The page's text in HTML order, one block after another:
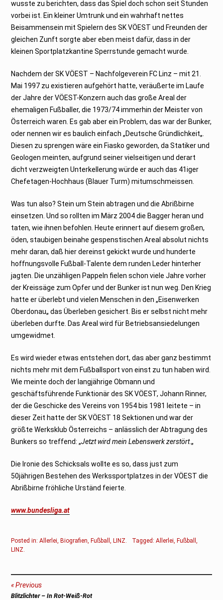
wusste zu berichten, dass das Spiel doch schon seit Stunden
vorbei ist. Ein kleiner Umtrunk und ein wahrhaft nettes
Beisammensein mit Spielern des SK VÖEST und Freunden der
gleichen Zunft sorgte aber eben meist dafür, dass in der
kleinen Sportplatzkantine Sperrstunde gemacht wurde.
Nachdem der SK VÖEST – Nachfolgeverein FC Linz – mit 21.
Mai 1997 zu existieren aufgehört hatte, veräußerte im Laufe
der Jahre der VÖEST-Konzern auch das große Areal der
ehemaligen Fußballer, die 1973/74 immerhin der Meister von
Österreich waren. Es gab aber ein Problem, das war der Bunker,
oder nennen wir es baulich einfach „Deutsche Gründlichkeit„.
Diesen zu sprengen wäre ein Fiasko geworden, da Statiker und
Geologen meinten, aufgrund seiner vielseitigen und derart
dicht verzweigten Unterkellerung würde er auch das 41iger
Chefetagen-Hochhaus (Blauer Turm) mitumschmeissen.
Was tun also? Stein um Stein abtragen und die Abrißbirne
einsetzen. Und so rollten im März 2004 die Bagger heran und
taten, wie ihnen befohlen. Heute erinnert auf diesem großen,
öden, staubigen beinahe gespenstischen Areal absolut nichts
mehr daran, daß hier dereinst gekickt wurde und hunderte
hoffnungsvolle Fußball-Talente dem runden Leder hinterher
jagten. Die unzähligen Pappeln fielen schon viele Jahre vorher
der Kreissäge zum Opfer und der Bunker ist nun weg. Den Krieg
hatte er überlebt und vielen Menschen in den „Eisenwerken
Oberdonau„ das Überleben gesichert. Bis er selbst nicht mehr
überleben durfte. Das Areal wird für Betriebsansiedelungen
umgewidmet.
Es wird wieder etwas entstehen dort, das aber ganz bestimmt
nichts mehr mit dem Fußballsport von einst zu tun haben wird.
Wie meinte doch der langjährige Obmann und
geschäftsführende Funktionär des SK VÖEST, Johann Rinner,
der die Geschicke des Vereins von 1954 bis 1981 leitete – in
dieser Zeit hatte der SK VÖEST 18 Sektionen und war der
größte Werksklub Österreichs – anlässlich der Abtragung des
Bunkers so treffend: „Jetzt wird mein Lebenswerk zerstört.„
Die Ironie des Schicksals wollte es so, dass just zum
50jährigen Bestehen des Werkssportplatzes in der VÖEST die
Abrißbirne fröhliche Urständ feierte.
www.bundesliga.at
Posted in:Allerlei,Biografien,Fußball,LINZ. Tagged:Allerlei,Fußball,
LINZ.
Beitragsnavigation
Previous
Previous
Blitzlichter – In Rot-Weiß-Rot